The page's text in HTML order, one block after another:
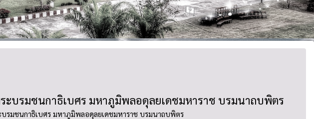
บรมชนกาธิเบศร มหาภูมิพลอดุลยเดชมหาราช บรมนาถบพิตร
รมชนกาธิเบศร มหาภูมิพลอดุลยเดชมหาราช บรมนาถบพิตร